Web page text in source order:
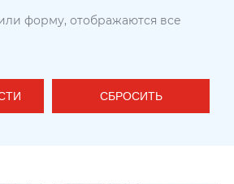
форму, отображаются все
СБРОСИТЬ